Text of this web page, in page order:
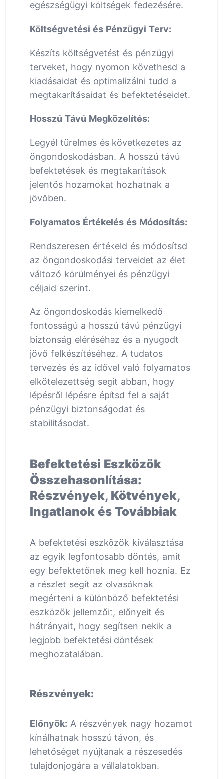
egészségügyi költségek fedezésére.
Költségvetési és Pénzügyi Terv:
Készíts költségvetést és pénzügyi
terveket, hogy nyomon követhesd a
kiadásaidat és optimalizálni tudd a
megtakarításaidat és befektetéseidet.
Hosszú Távú Megközelítés:
Legyél türelmes és következetes az
öngondoskodásban. A hosszú távú
befektetések és megtakarítások
jelentős hozamokat hozhatnak a
jövőben.
Folyamatos Értékelés és Módosítás:
Rendszeresen értékeld és módosítsd
az öngondoskodási terveidet az élet
változó körülményei és pénzügyi
céljaid szerint.
Az öngondoskodás kiemelkedő
fontosságú a hosszú távú pénzügyi
biztonság eléréséhez és a nyugodt
jövő felkészítéséhez. A tudatos
tervezés és az idővel való folyamatos
elkötelezettség segít abban, hogy
lépésről lépésre építsd fel a saját
pénzügyi biztonságodat és
stabilitásodat.
Befektetési Eszközök
Összehasonlítása:
Részvények, Kötvények,
Ingatlanok és Továbbiak
A befektetési eszközök kiválasztása
az egyik legfontosabb döntés, amit
egy befektetőnek meg kell hoznia. Ez
a részlet segít az olvasóknak
megérteni a különböző befektetési
eszközök jellemzőit, előnyeit és
hátrányait, hogy segítsen nekik a
legjobb befektetési döntések
meghozatalában.
Részvények:
Előnyök: A részvények nagy hozamot
kínálhatnak hosszú távon, és
lehetőséget nyújtanak a részesedés
tulajdonjogára a vállalatokban.